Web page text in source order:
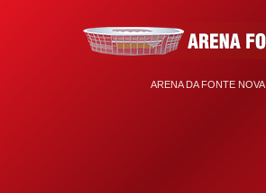
ARENA DA FONTE NOVA